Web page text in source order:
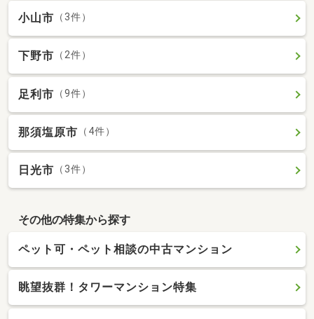
小山市 （3件）
下野市 （2件）
足利市 （9件）
那須塩原市 （4件）
日光市 （3件）
その他の特集から探す
ペット可・ペット相談の中古マンション
眺望抜群！タワーマンション特集